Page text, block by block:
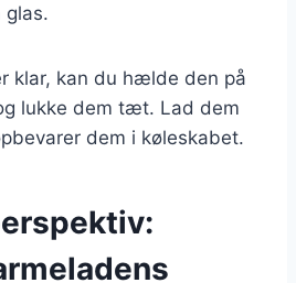
klar, kan du hælde den på
lukke dem tæt. Lad dem
dem i køleskabet.